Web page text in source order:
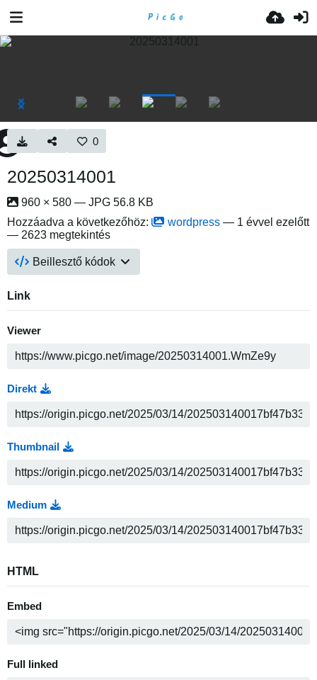
0
20250314001
960 × 580 — JPG 56.8 KB
Hozzáadva a következőhöz:
wordpress — 1 évvel ezelőtt
— 2623 megtekintés
Beillesztő kódok
Link
Viewer
Direkt
Thumbnail
Medium
HTML
Embed
Full linked